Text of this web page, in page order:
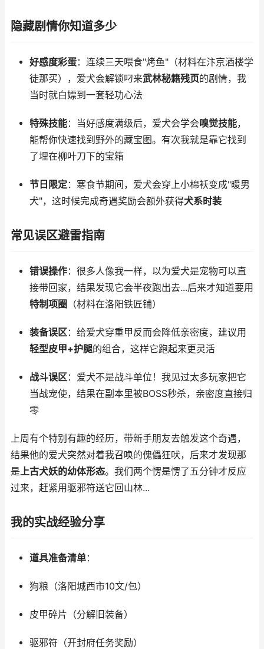
隐藏剧情你知道多少
好感度彩蛋：连续三天喂食"烤鱼"（材料在汴京酒楼学
徒那买），爱犬会解锁叼来武林秘籍残页的剧情，我
当时就白嫖到一套轻功心法
特殊技能：当好感度满级后，爱犬会学会嗅觉技能，
能帮你快速找到野外的藏宝图。有次我就是靠它找到
了埋在柳叶刀下的宝箱
节日限定：寒食节期间，爱犬会穿上小棉袄变成"暖男
犬"，这时候完成奇遇奖励会额外获得犬系时装
常见误区避雷指南
错误操作：很多人像我一样，以为爱犬是宠物可以直
接带回家，结果发现它会半夜跑出去...后来才知道要用
特制项圈
（材料在洛阳铁匠铺）
装备误区：给爱犬穿重甲反而会降低亲密度，建议用
轻型皮甲+护腿的组合，这样它跑起来更灵活
战斗误区：爱犬不是战斗单位！我见过太多玩家把它
当战宠使，结果在副本里被BOSS秒杀，亲密度直接归
零
上周有个特别有趣的经历，带新手朋友去触发这个奇遇，
结果他的爱犬突然对着我召唤的傀儡狂吠，后来才发现那
是上古犬妖的幼体形态。我们两个愣是愣了五分钟才反应
过来，赶紧用驱邪符送它回山林...
我的实战经验分享
道具准备清单：
狗粮（洛阳城西市10文/包）
皮甲碎片（分解旧装备）
驱邪符（开封府任务奖励）